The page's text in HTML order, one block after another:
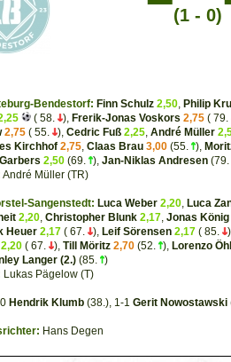
(1 - 0)
Bendestorf: Finn Schulz 2,50, Philip
( 58. ), Frerik-Jonas Voskors 2,75 ( 79.
2,75 ( 55. ), Cedric Fuß 2,25, André Müller
Kirchhof 2,75, Claas Brau 3,00 (55. ),
2,50 (69. ), Jan-Niklas Andresen (79.
André Müller (TR)
Sangenstedt: Luca Weber 2,20, Luca
2,20, Christopher Blunk 2,17, Jonas König
Heuer 2,17 ( 67. ), Leif Sörensen 2,17 ( 85.
2,20 ( 67. ), Till Möritz 2,70 (52. ), Lorenzo
Langer (2.) (85. )
Lukas Pägelow (T)
Hendrik Klumb (38.), 1-1 Gerit Nowostawski
Hans Degen